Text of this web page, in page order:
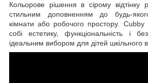
Кольорове рішення в сірому відтінку
стильним доповненням до будь-
кімнати або робочого простору.
собі естетику, функціональність і
ідеальним вибором для дітей шкільного